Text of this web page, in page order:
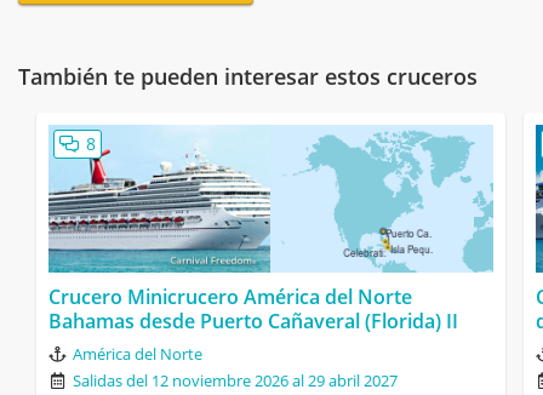
También te pueden interesar estos cruceros
8
Crucero Minicrucero América del Norte
Bahamas desde Puerto Cañaveral (Florida) II
América del Norte
Salidas del 12 noviembre 2026 al 29 abril 2027